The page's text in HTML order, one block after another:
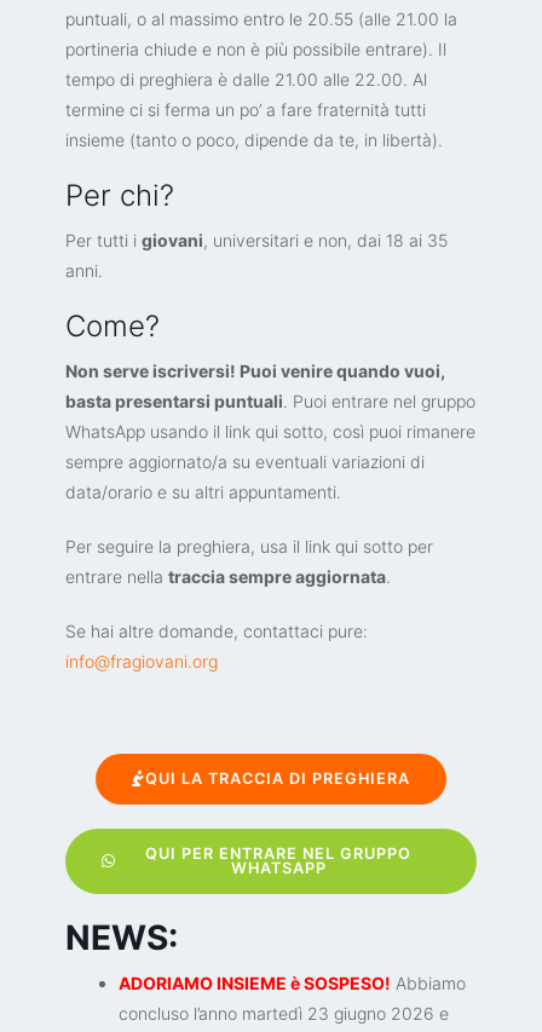
puntuali, o al massimo entro le 20.55 (alle 21.00 la
portineria chiude e non è più possibile entrare). Il
tempo di preghiera è dalle 21.00 alle 22.00. Al
termine ci si ferma un po’ a fare fraternità tutti
insieme (tanto o poco, dipende da te, in libertà).
Per chi?
Per tutti i giovani, universitari e non, dai 18 ai 35
anni.
Come?
Non serve iscriversi! Puoi venire quando vuoi,
basta presentarsi puntuali. Puoi entrare nel gruppo
WhatsApp usando il link qui sotto, così puoi rimanere
sempre aggiornato/a su eventuali variazioni di
data/orario e su altri appuntamenti.
Per seguire la preghiera, usa il link qui sotto per
entrare nella traccia sempre aggiornata.
Se hai altre domande, contattaci pure:
info@fragiovani.org
QUI LA TRACCIA DI PREGHIERA
QUI PER ENTRARE NEL GRUPPO
WHATSAPP
NEWS:
ADORIAMO INSIEME è SOSPESO! Abbiamo
concluso l’anno martedì 23 giugno 2026 e